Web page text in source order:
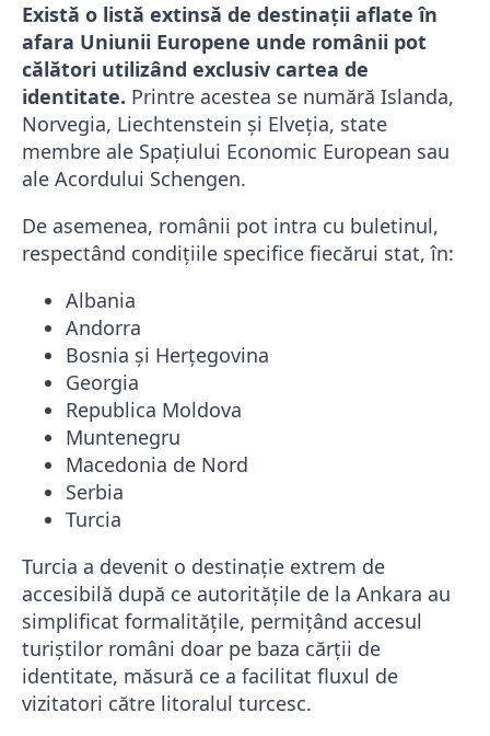
Există o listă extinsă de destinații aflate în
afara Uniunii Europene unde românii pot
călători utilizând exclusiv cartea de
identitate. Printre acestea se numără Islanda,
Norvegia, Liechtenstein și Elveția, state
membre ale Spațiului Economic European sau
ale Acordului Schengen.
De asemenea, românii pot intra cu buletinul,
respectând condițiile specifice fiecărui stat, în:
Albania
Andorra
Bosnia și Herțegovina
Georgia
Republica Moldova
Muntenegru
Macedonia de Nord
Serbia
Turcia
Turcia a devenit o destinație extrem de
accesibilă după ce autoritățile de la Ankara au
simplificat formalitățile, permițând accesul
turiștilor români doar pe baza cărții de
identitate, măsură ce a facilitat fluxul de
vizitatori către litoralul turcesc.